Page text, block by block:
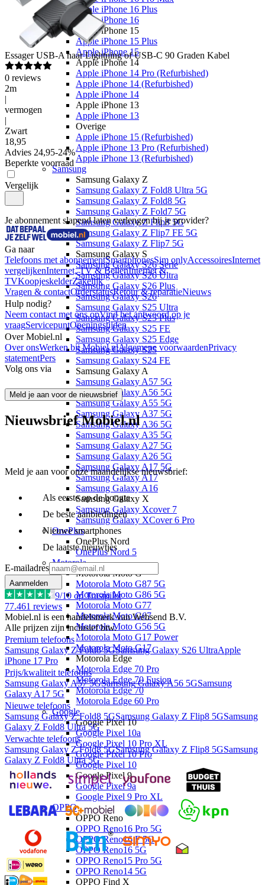
Apple iPhone 16 Plus
Apple iPhone 16
Apple iPhone 15
Apple iPhone 15 Plus
Apple iPhone 15
Apple iPhone 14
Apple iPhone 14 Pro (Refurbished)
Apple iPhone 14 (Refurbished)
Apple iPhone 14
Apple iPhone 13
Apple iPhone 13
Overige
Apple iPhone 15 (Refurbished)
Apple iPhone 13 Pro (Refurbished)
Apple iPhone 13 (Refurbished)
Samsung
Samsung Galaxy Z
Samsung Galaxy Z Fold8 Ultra 5G
Samsung Galaxy Z Fold8 5G
Samsung Galaxy Z Fold7 5G
Samsung Galaxy Z Flip8 5G
Samsung Galaxy Z Flip7 FE 5G
Samsung Galaxy Z Flip7 5G
Samsung Galaxy S
Samsung Galaxy S26 Serie
Samsung Galaxy S26 Ultra
Samsung Galaxy S26 Plus
Samsung Galaxy S26
Samsung Galaxy S25 Ultra
Samsung Galaxy S25 Plus
Samsung Galaxy S25 FE
Samsung Galaxy S25 Edge
Samsung Galaxy S25
Samsung Galaxy S24 FE
Samsung Galaxy A
Samsung Galaxy A57 5G
Samsung Galaxy A56 5G
Samsung Galaxy A55 5G
Samsung Galaxy A37 5G
Samsung Galaxy A36 5G
Samsung Galaxy A35 5G
Samsung Galaxy A27 5G
Samsung Galaxy A26 5G
Samsung Galaxy A17 5G
Samsung Galaxy A17
Samsung Galaxy A16
Samsung Galaxy X
Samsung Galaxy Xcover 7
Samsung Galaxy XCover 6 Pro
OnePlus
OnePlus Nord
OnePlus Nord 5
Motorola
Motorola Moto G
Motorola Moto G87 5G
Motorola Moto G86 5G
Motorola Moto G77
Motorola Moto G67
Motorola Moto G56 5G
Motorola Moto G17 Power
Motorola Moto G17
Motorola Edge
Motorola Edge 70 Pro
Motorola Edge 70 Fusion
Motorola Edge 70
Motorola Edge 60 Pro
Google
Google Pixel 10
Google Pixel 10a
Google Pixel 10 Pro XL
Google Pixel 10 Pro
Google Pixel 10
Google Pixel 9
Google Pixel 9a
Google Pixel 9 Pro XL
OPPO
OPPO Reno
OPPO Reno16 Pro 5G
OPPO Reno16 F 5G
OPPO Reno16 5G
OPPO Reno15 Pro 5G
OPPO Reno14 5G
OPPO Find X
Essager USB-A naar Lightning of USB-C 90 Graden Kabel
0 reviews
2m
|
vermogen
|
Zwart
18,95
Advies 24,95-24%
Beperkte voorraad
Vergelijk
Je abonnement slapend laten verlengen bij je provider?
Ga naar
Telefoons met abonnementSmartphonesSim onlyAccessoiresInternet
vergelijkenInternet, TV & BellenInternet &
TVKoopjeskelderZakelijk
Vragen & contactOrderstatusRetour & reparatieNieuws
Hulp nodig?
Neem contact met ons opVind het antwoord op je
vraagServicepuntOpeningstijden
Over Mobiel.nl
Over onsWerken bij Mobiel.nlAlgemene voorwaardenPrivacy
statementPers
Volg ons via
Meld je aan voor de nieuwsbrief
Nieuwsbrief Mobiel.nl
Meld je aan voor onze maandelijkse nieuwsbrief:
Als eerste op de hoogte
De beste aanbiedingen
Nieuwe smartphones
De laatste nieuwtjes
E-mailadres
Aanmelden
9/10 op Trustpilot
77.461 reviews
Mobiel.nl is een handelsmerk van Websend B.V.
Alle prijzen zijn inclusief btw.
Premium telefoons
Samsung Galaxy Z Fold8 5GSamsung Galaxy S26 UltraApple
iPhone 17 Pro
Prijs/kwaliteit telefoons
Samsung Galaxy A57 5GSamsung Galaxy A56 5GSamsung
Galaxy A17 5G
Nieuwe telefoons
Samsung Galaxy Z Fold8 5GSamsung Galaxy Z Flip8 5GSamsung
Galaxy Z Fold8 Ultra 5G
Verwachte telefoons
Samsung Galaxy Z Fold8 5GSamsung Galaxy Z Flip8 5GSamsung
Galaxy Z Fold8 Ultra 5G